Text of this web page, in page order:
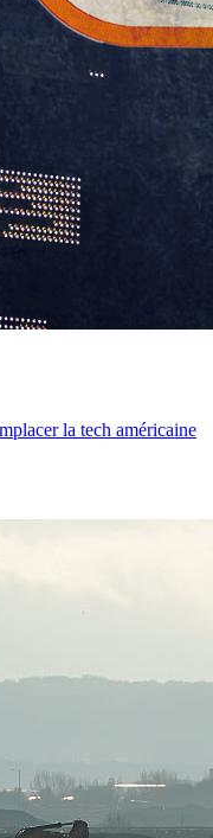
la tech américaine